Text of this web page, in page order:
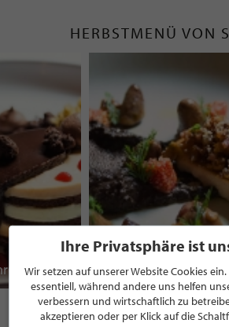
HERBSTMENÜ VON
Moorhof Gockel mit
Brotaromen und
Herz mit Mousseline
Ihre Privatsphäre ist
Wir setzen auf unserer Website Cookies
essentiell, während andere uns helfen
verbessern und wirtschaftlich zu
akzeptieren oder per Klick auf die